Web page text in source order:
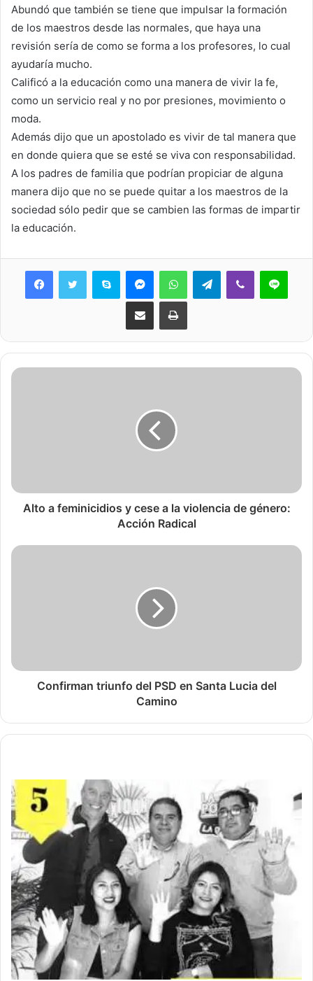
Abundó que también se tiene que impulsar la formación
de los maestros desde las normales, que haya una
revisión sería de como se forma a los profesores, lo cual
ayudaría mucho.
Calificó a la educación como una manera de vivir la fe,
como un servicio real y no por presiones, movimiento o
moda.
Además dijo que un apostolado es vivir de tal manera que
en donde quiera que se esté se viva con responsabilidad.
A los padres de familia que podrían propiciar de alguna
manera dijo que no se puede quitar a los maestros de la
sociedad sólo pedir que se cambien las formas de impartir
la educación.
Skype MessengerWhatsAppTelegramViber Line
Share via Email Print
Alto a feminicidios y cese a la violencia de género:
Acción Radical
Confirman triunfo del PSD en Santa Lucia del
Camino